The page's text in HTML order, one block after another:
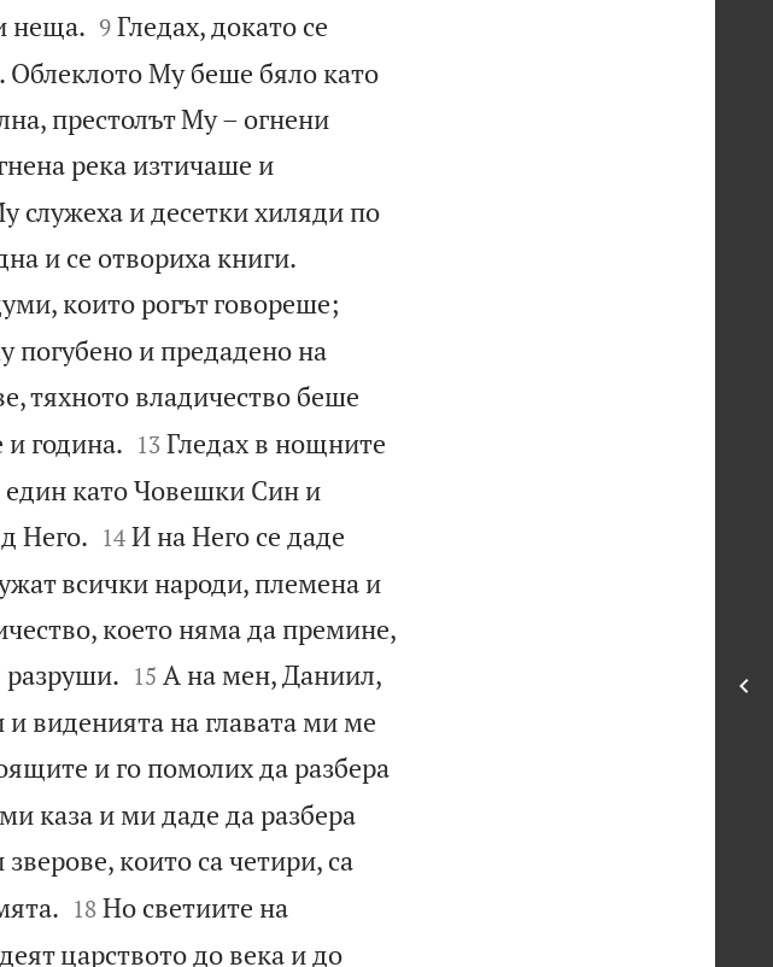
неща.
9 Гледах, докато се
Облеклото Му беше бяло като
престолът Му – огнени
река изтичаше и
служеха и десетки хиляди по
и се отвориха книги.
които рогът говореше;
погубено и предадено на
тяхното владичество беше
година.
13 Гледах в нощните
един като Човешки Син и
Него.
14 И на Него се даде
всички народи, племена и
което няма да премине,
разруши.
15 А на мен, Даниил,
виденията на главата ми ме
и го помолих да разбера
каза и ми даде да разбера
които са четири, са

18 Но светиите на
царството до века и до